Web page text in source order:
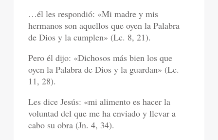
…él les respondió: «Mi madre y mis
hermanos son aquellos que oyen la Palabra
de Dios y la cumplen» (Lc. 8, 21).
Pero él dijo: «Dichosos más bien los que
oyen la Palabra de Dios y la guardan» (Lc.
11, 28).
Les dice Jesús: «mi alimento es hacer la
voluntad del que me ha enviado y llevar a
cabo su obra (Jn. 4, 34).